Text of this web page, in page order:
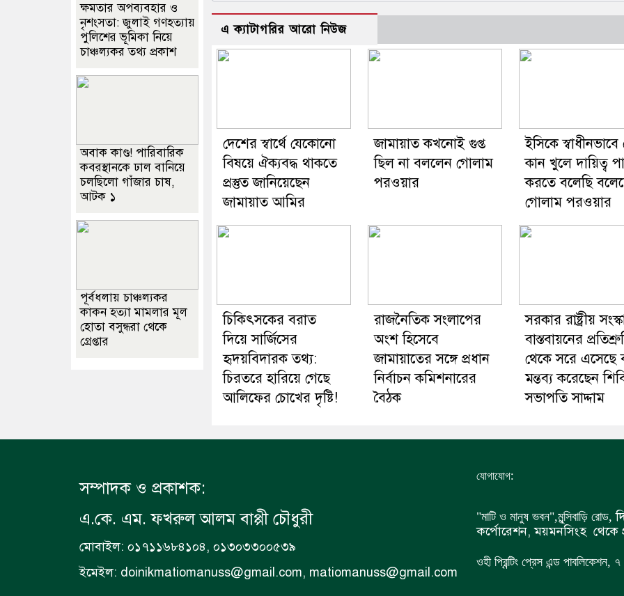
এ ক্যাটাগরির আরো নিউজ
দেশের স্বার্থে যেকোনো
বিষয়ে ঐক্যবদ্ধ থাকতে
প্রস্তুত জানিয়েছেন
জামায়াত আমির
জামায়াত কখনোই গুপ্ত
ছিল না বললেন গোলাম
পরওয়ার
ইসিকে
কান খুলে দায়িত্ব
করতে বলেছি
গোলাম পরওয়ার
চিকিৎসকের বরাত
দিয়ে সার্জিসের
হৃদয়বিদারক তথ্য:
চিরতরে হারিয়ে গেছে
আলিফের চোখের দৃষ্টি!
রাজনৈতিক সংলাপের
অংশ হিসেবে
জামায়াতের সঙ্গে প্রধান
নির্বাচন কমিশনারের
বৈঠক
সরকার রাষ্ট্রীয়
বাস্তবায়নের
থেকে সরে এসেছে
মন্তব্য করেছেন
সভাপতি সাদ্দাম
ক্ষমতার অপব্যবহার ও
নৃশংসতা: জুলাই গণহত্যায়
পুলিশের ভূমিকা নিয়ে
চাঞ্চল্যকর তথ্য প্রকাশ
অবাক কাণ্ড! পারিবারিক
কবরস্থানকে ঢাল বানিয়ে
চলছিলো গাঁজার চাষ,
আটক ১
পূর্বধলায় চাঞ্চল্যকর
কাকন হত্যা মামলার মূল
হোতা বসুন্ধরা থেকে
গ্রেপ্তার
সম্পাদক ও প্রকাশক:
এ.কে. এম. ফখরুল আলম বাপ্পী চৌধুরী
মোবাইল: ০১৭১১৬৮৪১০৪, ০১৩০৩৩০০৫৩৯
ইমেইল: doinikmatiomanuss@gmail.com, matiomanuss@gmail.com
যোগাযোগ:
"মাটি ও মানুষ ভবন",মুন্সিবাড়ি রোড,
কর্পোরেশন, ময়মনসিংহ থেকে
ওহী প্রিন্টিং প্রেস এন্ড